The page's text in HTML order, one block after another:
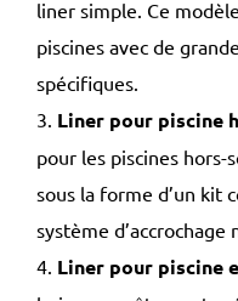
liner simple. Ce
piscines avec de
spécifiques.
Liner pour piscine
pour les piscines hors-
sous la forme d’un kit
système d’accrochage
Liner pour piscine